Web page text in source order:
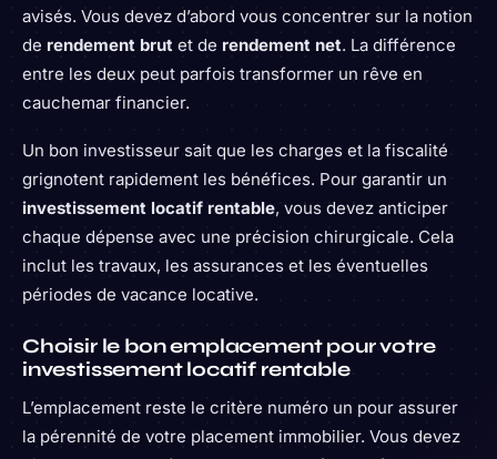
avisés. Vous devez d’abord vous concentrer sur la notion
de rendement brut et de rendement net. La différence
entre les deux peut parfois transformer un rêve en
cauchemar financier.
Un bon investisseur sait que les charges et la fiscalité
grignotent rapidement les bénéfices. Pour garantir un
investissement locatif rentable, vous devez anticiper
chaque dépense avec une précision chirurgicale. Cela
inclut les travaux, les assurances et les éventuelles
périodes de vacance locative.
Choisir le bon emplacement pour votre
investissement locatif rentable
L’emplacement reste le critère numéro un pour assurer
la pérennité de votre placement immobilier. Vous devez